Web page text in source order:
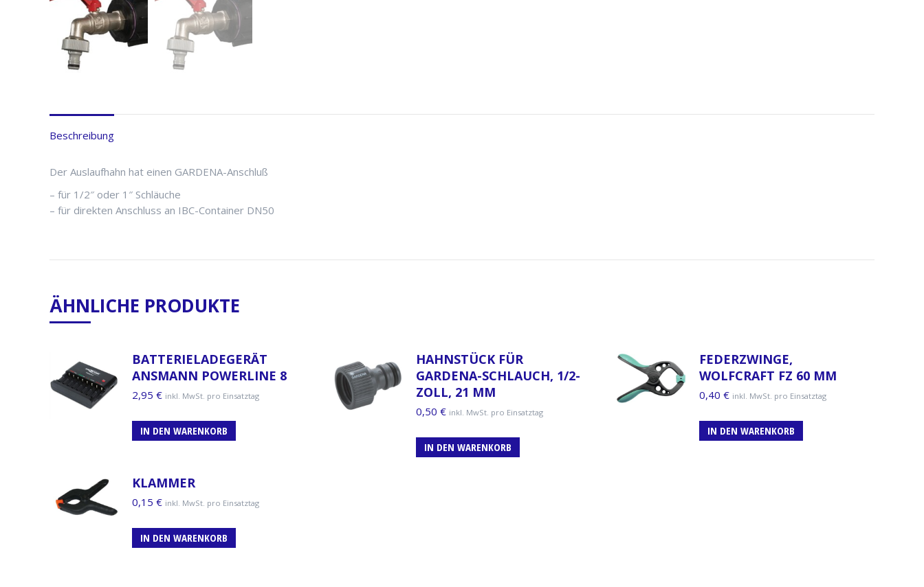
Beschreibung
Der Auslaufhahn hat einen GARDENA-Anschluß
– für 1/2″ oder 1″ Schläuche
– für direkten Anschluss an IBC-Container DN50
ÄHNLICHE PRODUKTE
BATTERIELADEGERÄT
ANSMANN POWERLINE 8
2,95 € inkl. MwSt. pro Einsatztag
IN DEN WARENKORB
HAHNSTÜCK FÜR
GARDENA-SCHLAUCH, 1/2-
ZOLL, 21 MM
0,50 € inkl. MwSt. pro Einsatztag
IN DEN WARENKORB
FEDERZWINGE,
WOLFCRAFT FZ 60 MM
0,40 € inkl. MwSt. pro Einsatztag
IN DEN WARENKORB
KLAMMER
0,15 € inkl. MwSt. pro Einsatztag
IN DEN WARENKORB